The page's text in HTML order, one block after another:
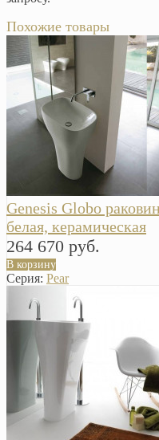
Похожие товары
Genesis Globo
белая, керамическая
264 670 руб.
В корзину
Серия: Pear